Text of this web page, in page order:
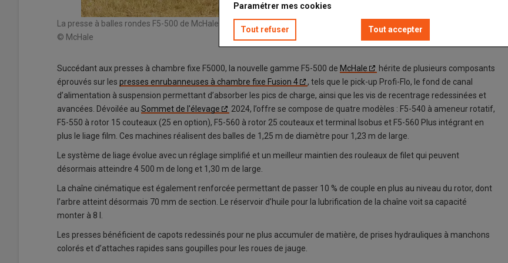
La presse à balles rondes F5-500 de McHale hérite du pick-up des presses-enrubanneuses Fusion 4.
© McHale
Succédant aux presses à chambre fixe F5000, la nouvelle gamme F5-500 de McHale
hérite de plusieurs composants
éprouvés sur les presses enrubanneuses à chambre fixe Fusion 4
, tels que le pick-up Profi-Flo, le fond de canal
d’alimentation à suspension permettant d’absorber les pics de charge, ainsi que les vis de recentrage redessinées et
avancées. Dévoilée au Sommet de l'élevage
2024, l’offre se compose de quatre modèles : F5-540 à ameneur rotatif,
F5-550 à rotor 15 couteaux (25 en option), F5-560 à rotor 25 couteaux et terminal Isobus et F5-560 Plus intégrant en
plus le liage film. Ces machines réalisent des balles de 1,25 m de diamètre pour 1,23 m de large.
Le système de liage évolue avec un réglage simplifié et un meilleur maintien des rouleaux de filet qui peuvent
désormais atteindre 4 500 m de long et 1,30 m de large.
La chaîne cinématique est également renforcée permettant de passer 10 % de couple en plus au niveau du rotor, dont
l’arbre atteint désormais 70 mm de section. Le réservoir d’huile pour la lubrification de la chaîne voit sa capacité
monter à 8 l.
Les presses bénéficient de capots redessinés pour ne plus accumuler de matière, de prises hydrauliques à manchons
colorés et d’attaches rapides sans goupilles pour les roues de jauge.
Paramétrer mes cookies
Tout refuser Tout accepter